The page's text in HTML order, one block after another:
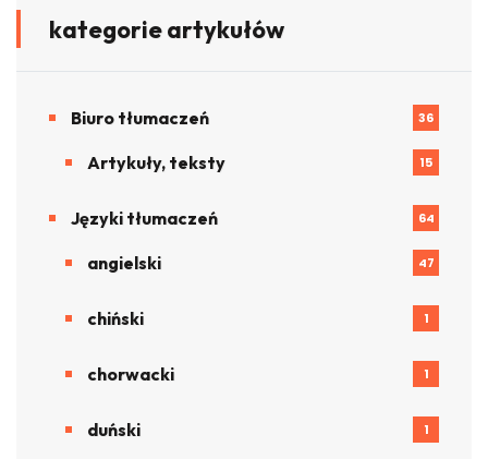
kategorie artykułów
Biuro tłumaczeń 36
Artykuły, teksty 15
Języki tłumaczeń 64
angielski 47
chiński 1
chorwacki 1
duński 1